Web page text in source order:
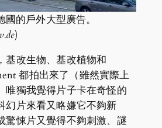
國的戶外大型廣告。
)
基改生物、基改植物和
都拍出來了（雖然實際上
唯獨我覺得片子卡在奇怪的
幻片來看又略嫌它不夠新
驚悚片又覺得不夠刺激、謎